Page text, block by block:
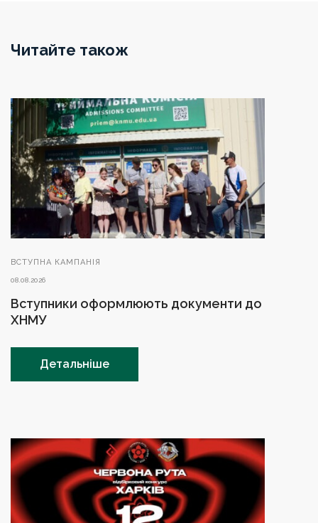
Читайте також
ВСТУПНА КАМПАНІЯ
08.08.2026
Вступники оформлюють документи до
ХНМУ
Детальніше